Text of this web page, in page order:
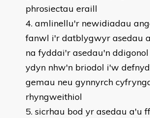
phrosiectau eraill
amlinellu'r newidiadau
fanwl i'r datblygwyr asedau
na fyddai'r asedau'n
ydyn nhw'n briodol i'w
gemau neu gynnyrch
rhyngweithiol
sicrhau bod yr asedau a'u